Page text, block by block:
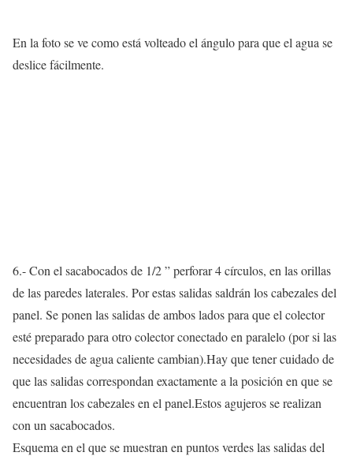
En la foto se ve como está volteado el ángulo para que el agua se
deslice fácilmente.
6.- Con el sacabocados de 1/2 ” perforar 4 círculos, en las orillas
de las paredes laterales. Por estas salidas saldrán los cabezales del
panel. Se ponen las salidas de ambos lados para que el colector
esté preparado para otro colector conectado en paralelo (por si las
necesidades de agua caliente cambian).Hay que tener cuidado de
que las salidas correspondan exactamente a la posición en que se
encuentran los cabezales en el panel.Estos agujeros se realizan
con un sacabocados.
Esquema en el que se muestran en puntos verdes las salidas del